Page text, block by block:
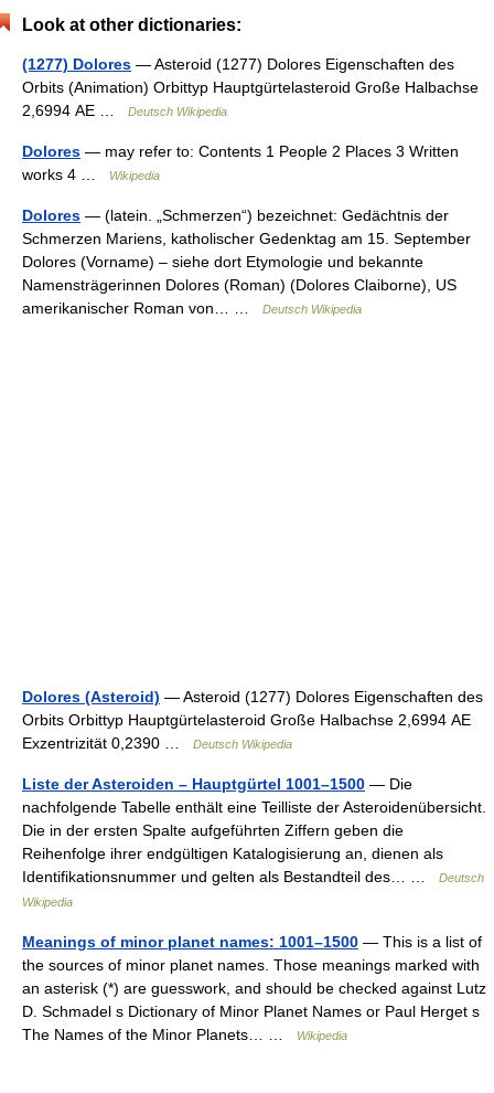
Look at other dictionaries:
(1277) Dolores — Asteroid (1277) Dolores Eigenschaften des
Orbits (Animation) Orbittyp Hauptgürtelasteroid Große Halbachse
2,6994 AE …
Deutsch Wikipedia
Dolores — may refer to: Contents 1 People 2 Places 3 Written
works 4 …
Wikipedia
Dolores — (latein. „Schmerzen“) bezeichnet: Gedächtnis der
Schmerzen Mariens, katholischer Gedenktag am 15. September
Dolores (Vorname) – siehe dort Etymologie und bekannte
Namensträgerinnen Dolores (Roman) (Dolores Claiborne), US
amerikanischer Roman von… …
Deutsch Wikipedia
Dolores (Asteroid) — Asteroid (1277) Dolores Eigenschaften des
Orbits Orbittyp Hauptgürtelasteroid Große Halbachse 2,6994 AE
Exzentrizität 0,2390 …
Deutsch Wikipedia
Liste der Asteroiden – Hauptgürtel 1001–1500 — Die
nachfolgende Tabelle enthält eine Teilliste der Asteroidenübersicht.
Die in der ersten Spalte aufgeführten Ziffern geben die
Reihenfolge ihrer endgültigen Katalogisierung an, dienen als
Identifikationsnummer und gelten als Bestandteil des… …
Deutsch
Wikipedia
Meanings of minor planet names: 1001–1500 — This is a list of
the sources of minor planet names. Those meanings marked with
an asterisk (*) are guesswork, and should be checked against Lutz
D. Schmadel s Dictionary of Minor Planet Names or Paul Herget s
The Names of the Minor Planets… …
Wikipedia